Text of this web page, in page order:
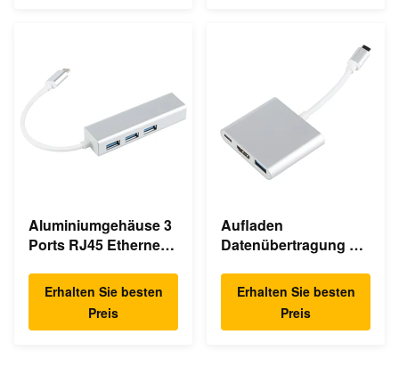
Aluminiumgehäuse 3
Ports RJ45 Ethernet
Erhalten Sie besten
Preis
Aufladen
Datenübertragung 3
USB Typ C Hub
Erhalten Sie besten
Preis